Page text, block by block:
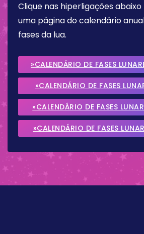
Clique nas hiperligações
uma página do calendário
fases da lua.
»CALENDÁRIO DE FASES
»CALENDÁRIO DE FASES
2026
»CALENDÁRIO DE FASES
2026
»CALENDÁRIO DE FASES